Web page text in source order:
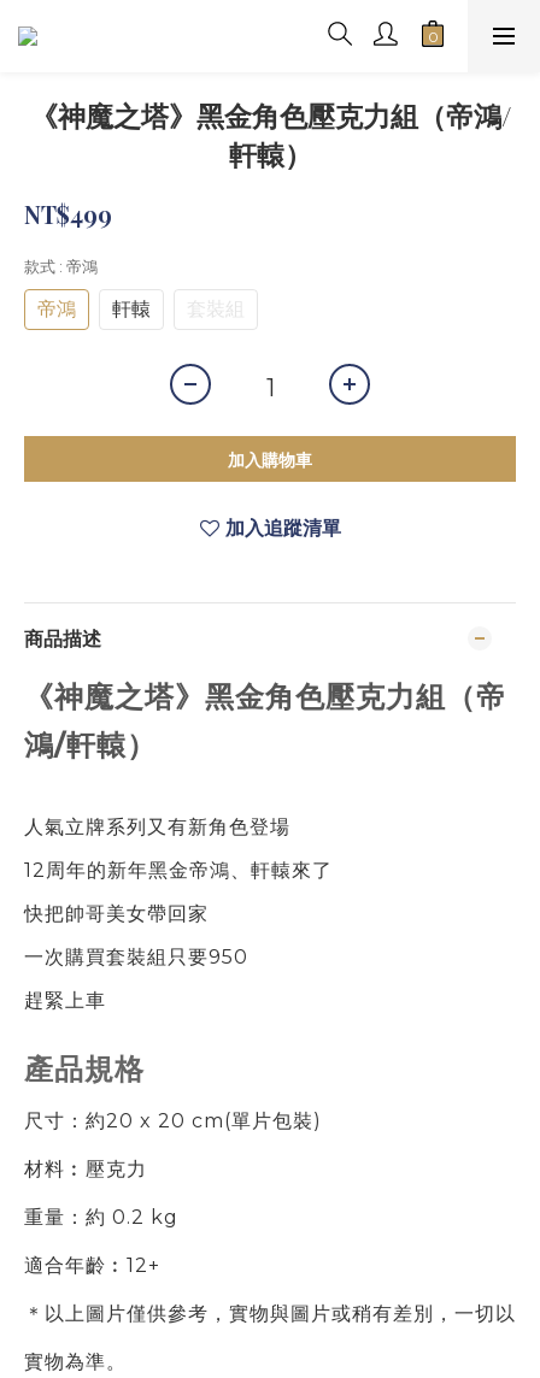
《神魔之塔》黑金角色壓克力組（帝鴻/
軒轅）
NT$499
款式 : 帝鴻
帝鴻 軒轅 套裝組
加入購物車
加入追蹤清單
商品描述
《神魔之塔》黑金角色壓克力組（帝
鴻/軒轅）
人氣立牌系列又有新角色登場
12周年的新年黑金帝鴻、軒轅來了
快把帥哥美女帶回家
一次購買套裝組只要950
趕緊上車
產品規格
尺寸：約20 x 20 cm(單片包裝)
材料︰壓克力
重量：約 0.2 kg
適合年齡︰12+
＊以上圖片僅供參考，實物與圖片或稍有差別，一切以
實物為準。